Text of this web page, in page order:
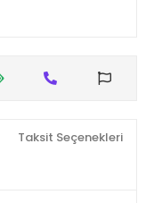
Taksit Seçenekleri